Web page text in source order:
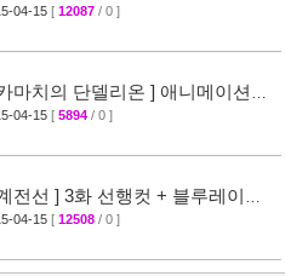
공개
[35]
04-15 [ 12087 / 0 ]
마치의 단델리온 ] 애니메이션화
04-15 [ 5894 / 0 ]
전선 ] 3화 선행컷 + 블루레이
[20]
04-15 [ 12508 / 0 ]